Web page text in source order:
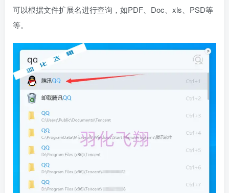
可以根据文件扩展名进行查询，如PDF、Doc、xls、PSD等
等。